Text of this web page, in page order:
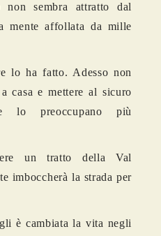
non sembra attratto dal
mente affollata da mille
lo ha fatto. Adesso non
casa e mettere al sicuro
lo preoccupano più
un tratto della Val
imboccherà la strada per
è cambiata la vita negli